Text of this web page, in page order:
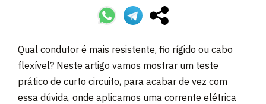
Qual condutor é mais resistente, fio rígido ou cabo
flexível? Neste artigo vamos mostrar um teste
prático de curto circuito, para acabar de vez com
essa dúvida, onde aplicamos uma corrente elétrica